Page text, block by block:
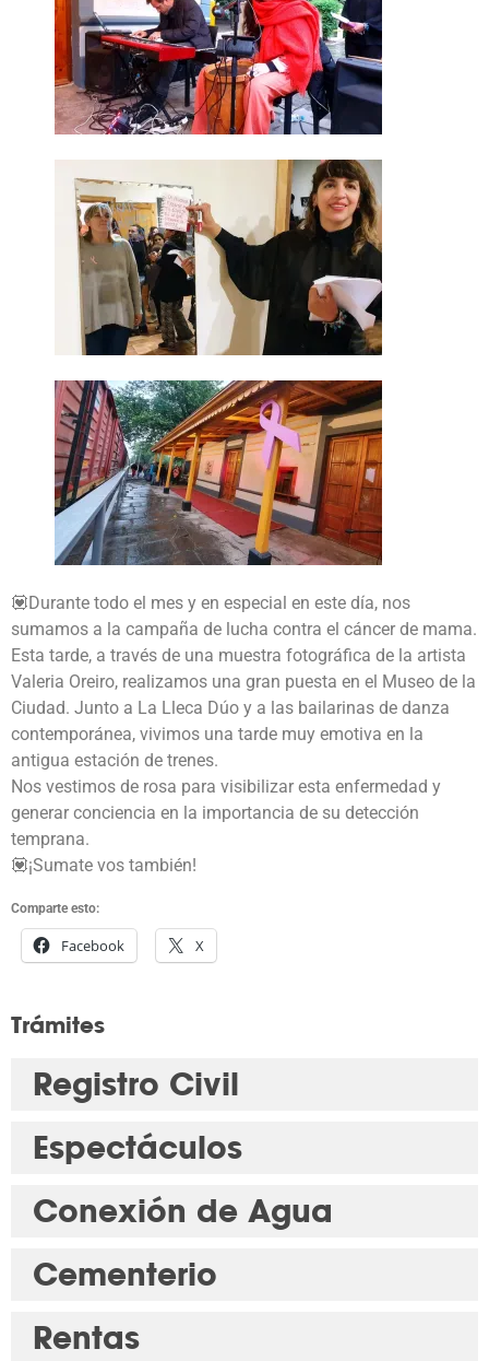
💟Durante todo el mes y en especial en este día, nos
sumamos a la campaña de lucha contra el cáncer de mama.
Esta tarde, a través de una muestra fotográfica de la artista
Valeria Oreiro, realizamos una gran puesta en el Museo de la
Ciudad. Junto a La Lleca Dúo y a las bailarinas de danza
contemporánea, vivimos una tarde muy emotiva en la
antigua estación de trenes.
Nos vestimos de rosa para visibilizar esta enfermedad y
generar conciencia en la importancia de su detección
temprana.
💟¡Sumate vos también!
Comparte esto:
Facebook X
Trámites
Registro Civil
Espectáculos
Conexión de Agua
Cementerio
Rentas